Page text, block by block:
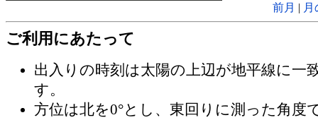
前月 |
ご利用にあたって
出入りの時刻は太陽の上辺が地平線に一
す。
方位は北を0°とし、東回りに測った角度